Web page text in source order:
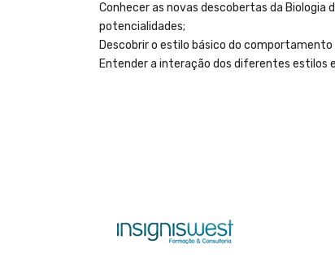
Conhecer as novas descobertas da Biologia
potencialidades;
Descobrir o estilo básico do
Entender a interação dos diferentes estilos